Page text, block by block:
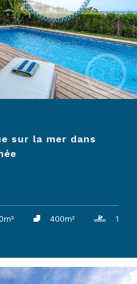
sur la mer dans
400m² 1